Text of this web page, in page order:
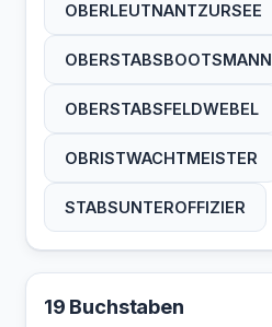
OBERLEUTNANTZURSEE
OBERSTABSBOOTSMANN
OBERSTABSFELDWEBEL
OBRISTWACHTMEISTER
STABSUNTEROFFIZIER
19 Buchstaben